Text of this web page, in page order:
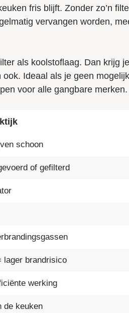
fris blijft. Zonder zo’n
vervangen worden,
als koolstoflaag. Dan krijg
Ideaal als je geen
voor alle gangbare merken.
schoon
of gefilterd
lager brandrisico
werking
de keuken